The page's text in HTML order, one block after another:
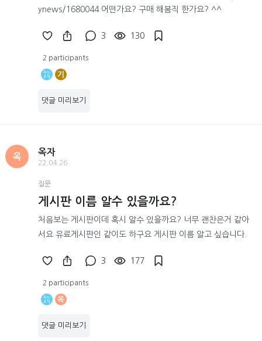
ynews/1680044 어떤가요? 구매 해봄직 한가요? ^^
3 130
2 participants
기
댓글 미리보기
옥
옥자
22.04.26
질문
게시판 이름 알수 있을까요?
처음보는 게시판이데 혹시 알수 있을까요? 너무 괜찬은거 같아
서요 유료게시판인 같이도 하구요 게시판 이름 알고 싶습니다.
3 177
2 participants
옥
댓글 미리보기